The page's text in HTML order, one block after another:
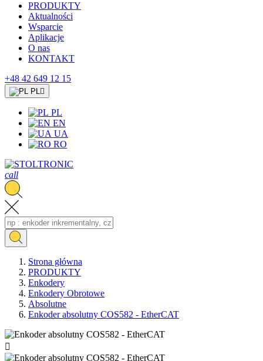
PRODUKTY
Aktualności
Wsparcie
Aplikacje
O nas
KONTAKT
+48 42 649 12 15
PL
PL
EN
UA
RO
call
Strona główna
PRODUKTY
Enkodery
Enkodery Obrotowe
Absolutne
Enkoder absolutny COS582 - EtherCAT
